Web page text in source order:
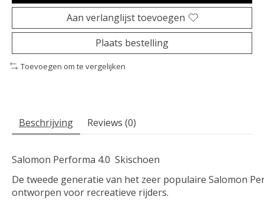
Aan verlanglijst toevoegen
Plaats bestelling
Toevoegen om te vergelijken
Beschrijving Reviews (0)
Salomon Performa 4.0 Skischoen
De tweede generatie van het zeer populaire Salomon
ontworpen voor recreatieve rijders.